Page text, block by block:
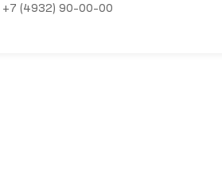
+7 (4932) 90-00-00